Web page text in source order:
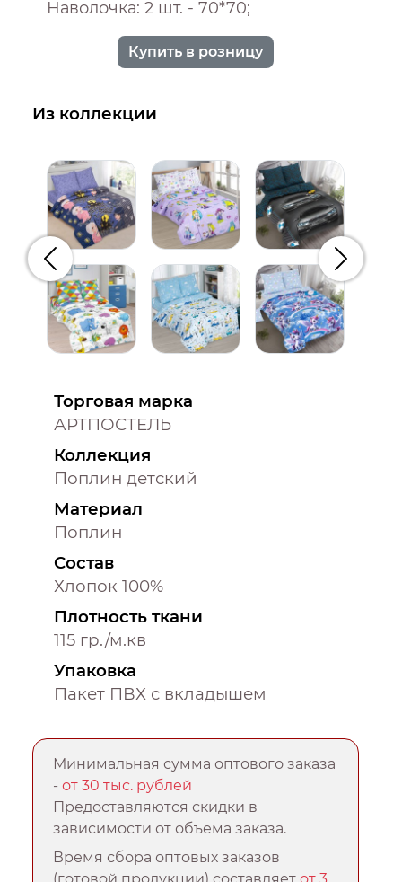
Наволочка: 2 шт. - 70*70;
Купить в розницу
Из коллекции
Предыдущий
Торговая марка
АРТПОСТЕЛЬ
Коллекция
Поплин детский
Материал
Поплин
Состав
Хлопок 100%
Плотность ткани
115 гр./м.кв
Упаковка
Пакет ПВХ с вкладышем
Минимальная сумма оптового заказа
-от 30 тыс. рублей
Предоставляются скидки в
зависимости от объема заказа.
Время сбора оптовых заказов